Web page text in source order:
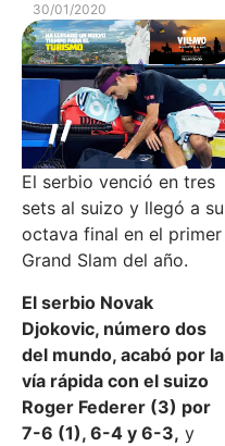
30/01/2020
El serbio venció en tres
sets al suizo y llegó a su
octava final en el primer
Grand Slam del año.
El serbio Novak
Djokovic, número dos
del mundo, acabó por la
vía rápida con el suizo
Roger Federer (3) por
7-6 (1), 6-4 y 6-3, y